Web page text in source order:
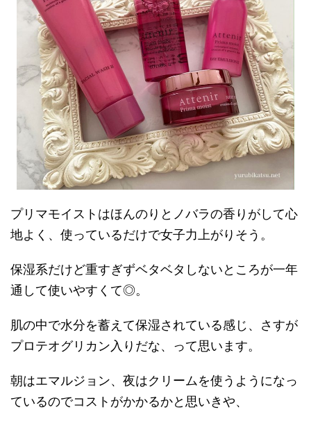
プリマモイストはほんのりとノバラの香りがして心
地よく、使っているだけで女子力上がりそう。
保湿系だけど重すぎずベタベタしないところが一年
通して使いやすくて◎。
肌の中で水分を蓄えて保湿されている感じ、さすが
プロテオグリカン入りだな、って思います。
朝はエマルジョン、夜はクリームを使うようになっ
ているのでコストがかかるかと思いきや、